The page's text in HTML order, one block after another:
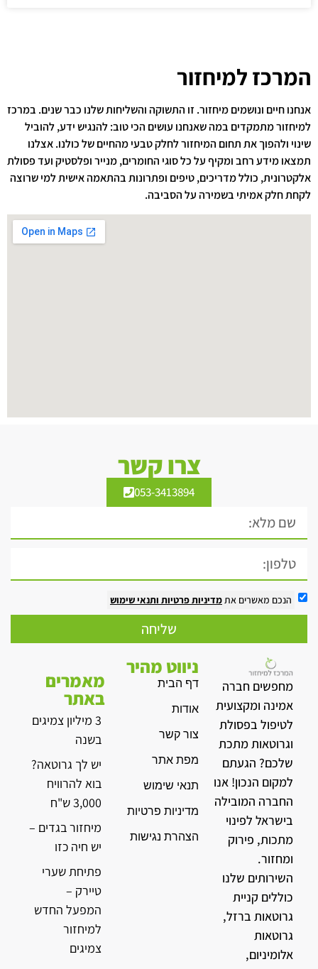
המרכז למיחזור
אנחנו חיים ונושמים מיחזור. זו התשוקה והשליחות שלנו כבר שנים. במרכז
למיחזור מתמקדים במה שאנחנו עושים הכי טוב: להנגיש ידע, להוביל
שינוי ולהפוך את תחום המיחזור לחלק טבעי מהחיים של כולנו. אצלנו
תמצאו מידע רחב ומקיף על כל סוגי החומרים, מנייר ופלסטיק ועד פסולת
אלקטרונית, כולל מדריכים, טיפים ופתרונות בהתאמה אישית למי שרוצה
לקחת חלק אמיתי בשמירה על הסביבה.
צרו קשר
053-3413894
הנכם מאשרים אתמדיניות פרטיות ותנאי שימוש
שליחה
מחפשים חברה
אמינה ומקצועית
לטיפול בפסולת
וגרוטאות מתכת
שלכם? הגעתם
למקום הנכון! אנו
החברה המובילה
בישראל לפינוי
מתכות, פירוק
ומחזור.
השירותים שלנו
כוללים קניית
גרוטאות ברזל,
גרוטאות
אלומיניום,
ניווט מהיר
דף הבית
אודות
צור קשר
מפת אתר
תנאי שימוש
מדיניות פרטיות
הצהרת נגישות
מאמרים
באתר
3 מיליון צמיגים
בשנה
יש לך גרוטאה?
בוא להרוויח
3,000 ש"ח
מיחזור בגדים –
יש חיה כזו
פתיחת שערי
טיירק –
המפעל החדש
למיחזור
צמיגים